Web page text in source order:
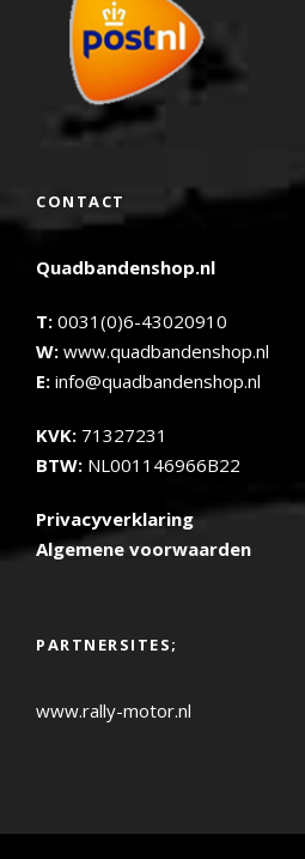
CONTACT
Quadbandenshop.nl
T: 0031(0)6-43020910
W: www.quadbandenshop.nl
E: info@quadbandenshop.nl
KVK: 71327231
BTW: NL001146966B22
Privacyverklaring
Algemene voorwaarden
PARTNERSITES;
www.rally-motor.nl